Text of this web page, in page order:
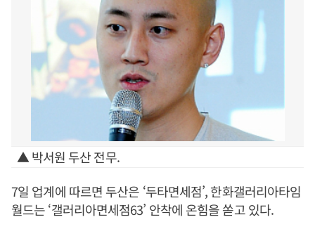
▲ 박서원 두산 전무.
7일 업계에 따르면 두산은 ‘두타면세점’, 한화갤러리아타임
월드는 ‘갤러리아면세점63’ 안착에 온힘을 쏟고 있다.